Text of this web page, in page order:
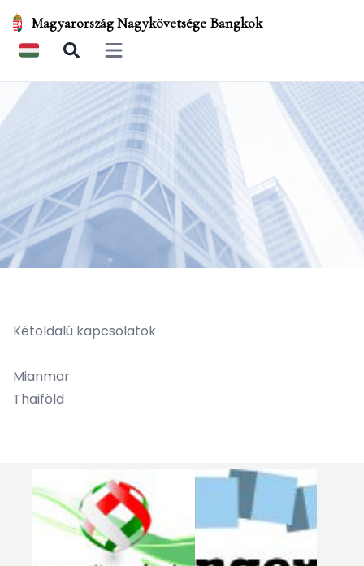
Magyarország Nagykövetsége Bangkok
Open main menu
Kétoldalú kapcsolatok
Mianmar
Thaiföld